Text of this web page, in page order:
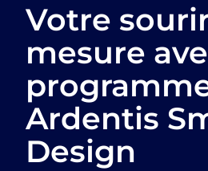
Votre
mesure
Ardentis
Design